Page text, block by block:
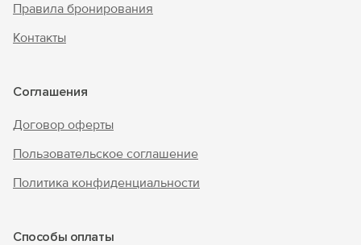
Правила бронирования
Контакты
Соглашения
Договор оферты
Пользовательское соглашение
Политика конфиденциальности
Способы оплаты